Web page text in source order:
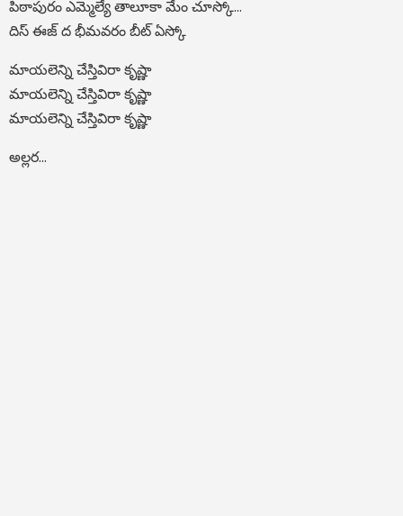
పిఠాపురం ఎమ్మెల్యే తాలూకా మేం చూస్కో…
దిస్ ఈజ్ ద భీమవరం బీట్ ఏస్కో
మాయలెన్ని చేస్తివిరా కృష్ణా
మాయలెన్ని చేస్తివిరా కృష్ణా
మాయలెన్ని చేస్తివిరా కృష్ణా
అల్లర...